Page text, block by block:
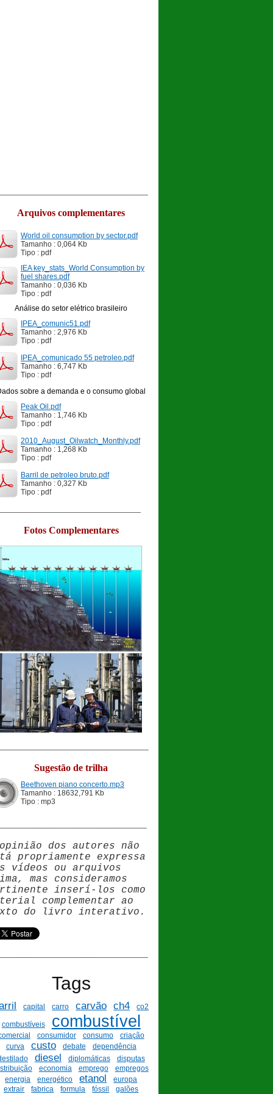
Arquivos complementares
World oil consumption by sector.pdf
Tamanho : 0,064 Kb
Tipo : pdf
IEA key_stats_World Consumption by
fuel shares.pdf
Tamanho : 0,036 Kb
Tipo : pdf
Análise do setor elétrico brasileiro
IPEA_comunic51.pdf
Tamanho : 2,976 Kb
Tipo : pdf
IPEA_comunicado 55 petroleo.pdf
Tamanho : 6,747 Kb
Tipo : pdf
sobre a demanda e o consumo global
Peak Oil.pdf
Tamanho : 1,746 Kb
Tipo : pdf
2010_August_Oilwatch_Monthly.pdf
Tamanho : 1,268 Kb
Tipo : pdf
Barril de petroleo bruto.pdf
Tamanho : 0,327 Kb
Tipo : pdf
Fotos Complementares
Sugestão de trilha
Beethoven piano concerto.mp3
Tamanho : 18632,791 Kb
Tipo : mp3
dos autores não
propriamente expressa
vídeos ou arquivos
mas consideramos
inserí -los como
complementar ao
do livro interativo.
Tags
capital carro carvão ch4 co2
combustíveis combustível
consumidor consumo
criação
curva
custo debate
dependência
diesel diplomáticas
disputas
economia emprego
empregos
energia
energético etanol
europa
extrair
fabrica formula fóssil galões